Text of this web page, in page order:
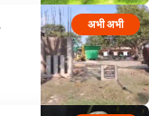
अभी अभी